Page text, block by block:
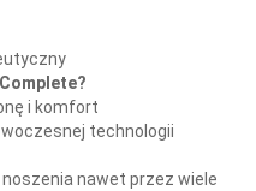
i komfort
technologii
nawet przez wiele